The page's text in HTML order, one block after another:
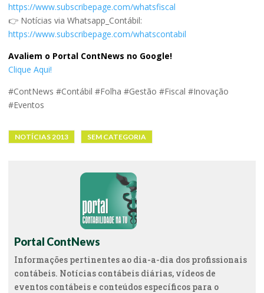
https://www.subscribepage.com/whatsfiscal
👉 Notícias via Whatsapp_Contábil:
https://www.subscribepage.com/whatscontabil
Avaliem o Portal ContNews no Google!
Clique Aqui!
#ContNews #Contábil #Folha #Gestão #Fiscal #Inovação
#Eventos
NOTÍCIAS 2013 SEM CATEGORIA
Portal ContNews
Informações pertinentes ao dia-a-dia dos profissionais
contábeis. Notícias contábeis diárias, vídeos de
eventos contábeis e conteúdos específicos para o